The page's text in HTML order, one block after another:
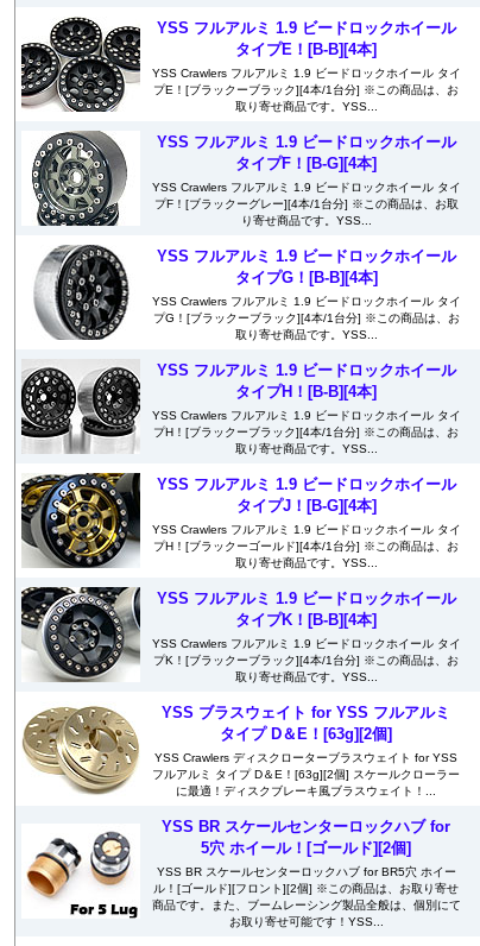
YSS フルアルミ 1.9 ビードロックホイール
タイプE！[B-B][4本]
YSS Crawlers フルアルミ 1.9 ビードロックホイール タイ
プE！[ブラックーブラック][4本/1台分] ※この商品は、お
取り寄せ商品です。YSS...
YSS フルアルミ 1.9 ビードロックホイール
タイプF！[B-G][4本]
YSS Crawlers フルアルミ 1.9 ビードロックホイール タイ
プF！[ブラックーグレー][4本/1台分] ※この商品は、お取
り寄せ商品です。YSS...
YSS フルアルミ 1.9 ビードロックホイール
タイプG！[B-B][4本]
YSS Crawlers フルアルミ 1.9 ビードロックホイール タイ
プG！[ブラックーブラック][4本/1台分] ※この商品は、お
取り寄せ商品です。YSS...
YSS フルアルミ 1.9 ビードロックホイール
タイプH！[B-B][4本]
YSS Crawlers フルアルミ 1.9 ビードロックホイール タイ
プH！[ブラックーブラック][4本/1台分] ※この商品は、お
取り寄せ商品です。YSS...
YSS フルアルミ 1.9 ビードロックホイール
タイプJ！[B-G][4本]
YSS Crawlers フルアルミ 1.9 ビードロックホイール タイ
プH！[ブラックーゴールド][4本/1台分] ※この商品は、お
取り寄せ商品です。YSS...
YSS フルアルミ 1.9 ビードロックホイール
タイプK！[B-B][4本]
YSS Crawlers フルアルミ 1.9 ビードロックホイール タイ
プK！[ブラックーブラック][4本/1台分] ※この商品は、お
取り寄せ商品です。YSS...
YSS ブラスウェイト for YSS フルアルミ
タイプ D＆E！[63g][2個]
YSS Crawlers ディスクローターブラスウェイト for YSS
フルアルミ タイプ D＆E！[63g][2個] スケールクローラー
に最適！ディスクブレーキ風ブラスウェイト！...
YSS BR スケールセンターロックハブ for
5穴 ホイール！[ゴールド][2個]
YSS BR スケールセンターロックハブ for BR5穴 ホイー
ル！[ゴールド][フロント][2個] ※この商品は、お取り寄せ
商品です。また、ブームレーシング製品全般は、個別にて
お取り寄せ可能です！YSS...